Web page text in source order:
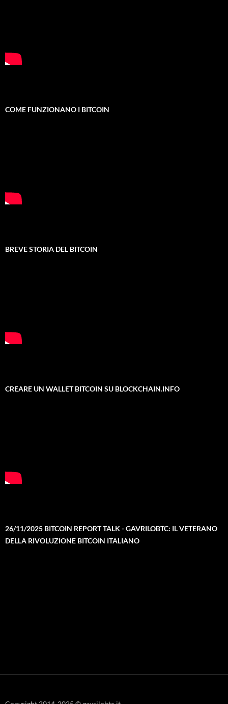
COME FUNZIONANO I BITCOIN
BREVE STORIA DEL BITCOIN
CREARE UN WALLET BITCOIN SU BLOCKCHAIN.INFO
26/11/2025 BITCOIN REPORT TALK - GAVRILOBTC: IL VETERANO
DELLA RIVOLUZIONE BITCOIN ITALIANO